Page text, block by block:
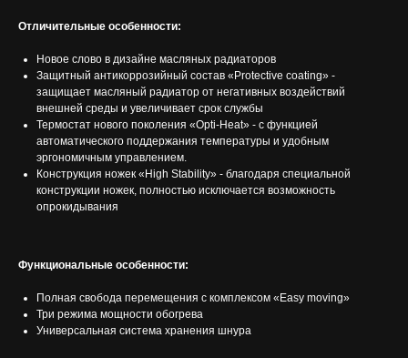
Отличительные особенности:
Новое слово в дизайне масляных радиаторов
Защитный антикоррозийный состав «Protective coating» -
защищает масляный радиатор от негативных воздействий
внешней среды и увеличивает срок службы
Термостат нового поколения «Opti-Heat» - с функцией
автоматического поддержания температуры и удобным
эргономичным управлением.
Конструкция ножек «High Stability» - благодаря специальной
конструкции ножек, полностью исключается возможность
опрокидывания
Функциональные особенности:
Полная свобода перемещения с комплексом «Easy moving»
Три режима мощности обогрева
Универсальная система хранения шнура